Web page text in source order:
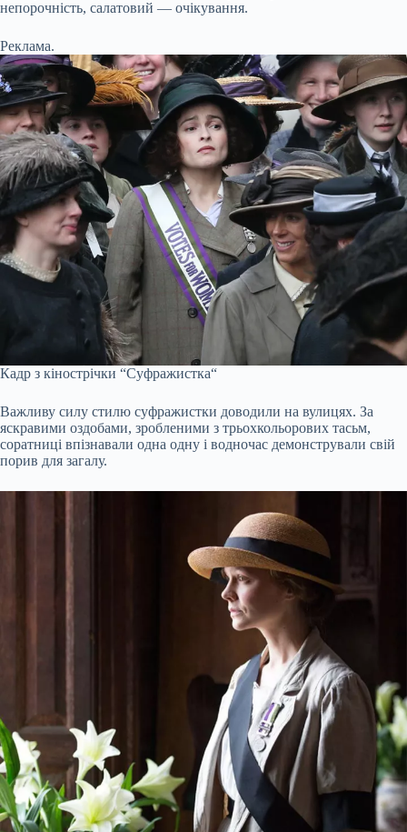
непорочність, салатовий — очікування.
Реклама.
Кадр з кінострічки “Суфражистка“
Важливу силу стилю суфражистки доводили на вулицях. За
яскравими оздобами, зробленими з трьохкольорових тасьм,
соратниці впізнавали одна одну і водночас демонстрували свій
порив для загалу.